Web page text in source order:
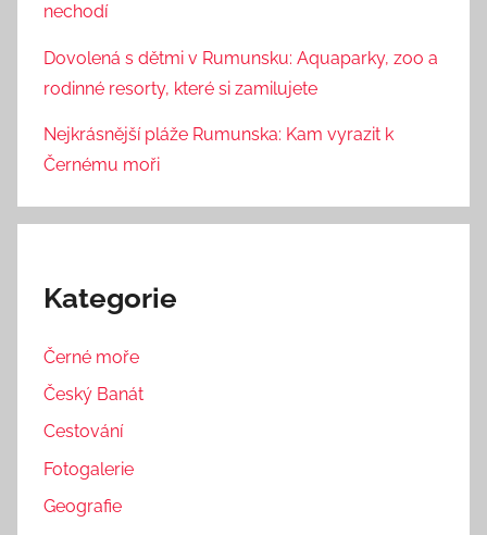
nechodí
Dovolená s dětmi v Rumunsku: Aquaparky, zoo a
rodinné resorty, které si zamilujete
Nejkrásnější pláže Rumunska: Kam vyrazit k
Černému moři
Kategorie
Černé moře
Český Banát
Cestování
Fotogalerie
Geografie